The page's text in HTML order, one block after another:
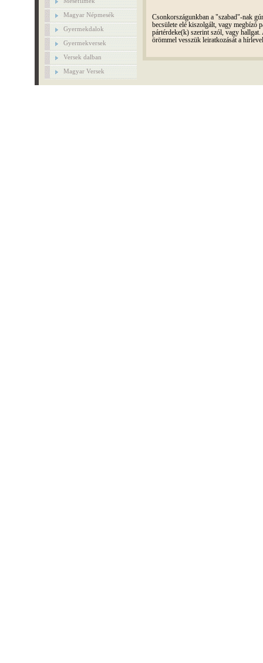
Magyar Népmesék
Gyermekdalok
Gyermekversek
Versek dalban
Magyar Versek
Csonkországunkban a "szabad"-nak
becsülete elé kiszolgált, vagy megbízó
pártérdeke(k) szerint szól, vagy
örömmel vesszük leiratkozását a